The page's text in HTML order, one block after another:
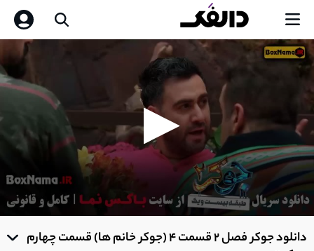
0
of
دانلود جوکر فصل 2 قسمت 4 (جوکر خانم ها) قسمت چهارم